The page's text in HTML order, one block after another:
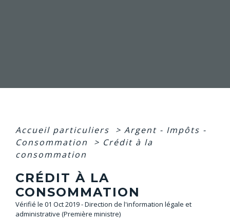
Accueil particuliers > Argent - Impôts -
Consommation
> Crédit à la
consommation
CRÉDIT À LA
CONSOMMATION
Vérifié le 01 Oct 2019 - Direction de l'information légale et
administrative (Première ministre)